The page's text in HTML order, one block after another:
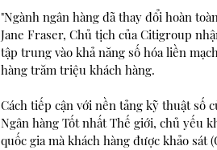
"Ngành ngân hàng đã thay đổi hoàn
Jane Fraser, Chủ tịch của Citigroup
tập trung vào khả năng số hóa liền
hàng trăm triệu khách hàng.
Cách tiếp cận với nền tảng kỹ thuật số
Ngân hàng Tốt nhất Thế giới, chủ yếu
quốc gia mà khách hàng được khảo sát